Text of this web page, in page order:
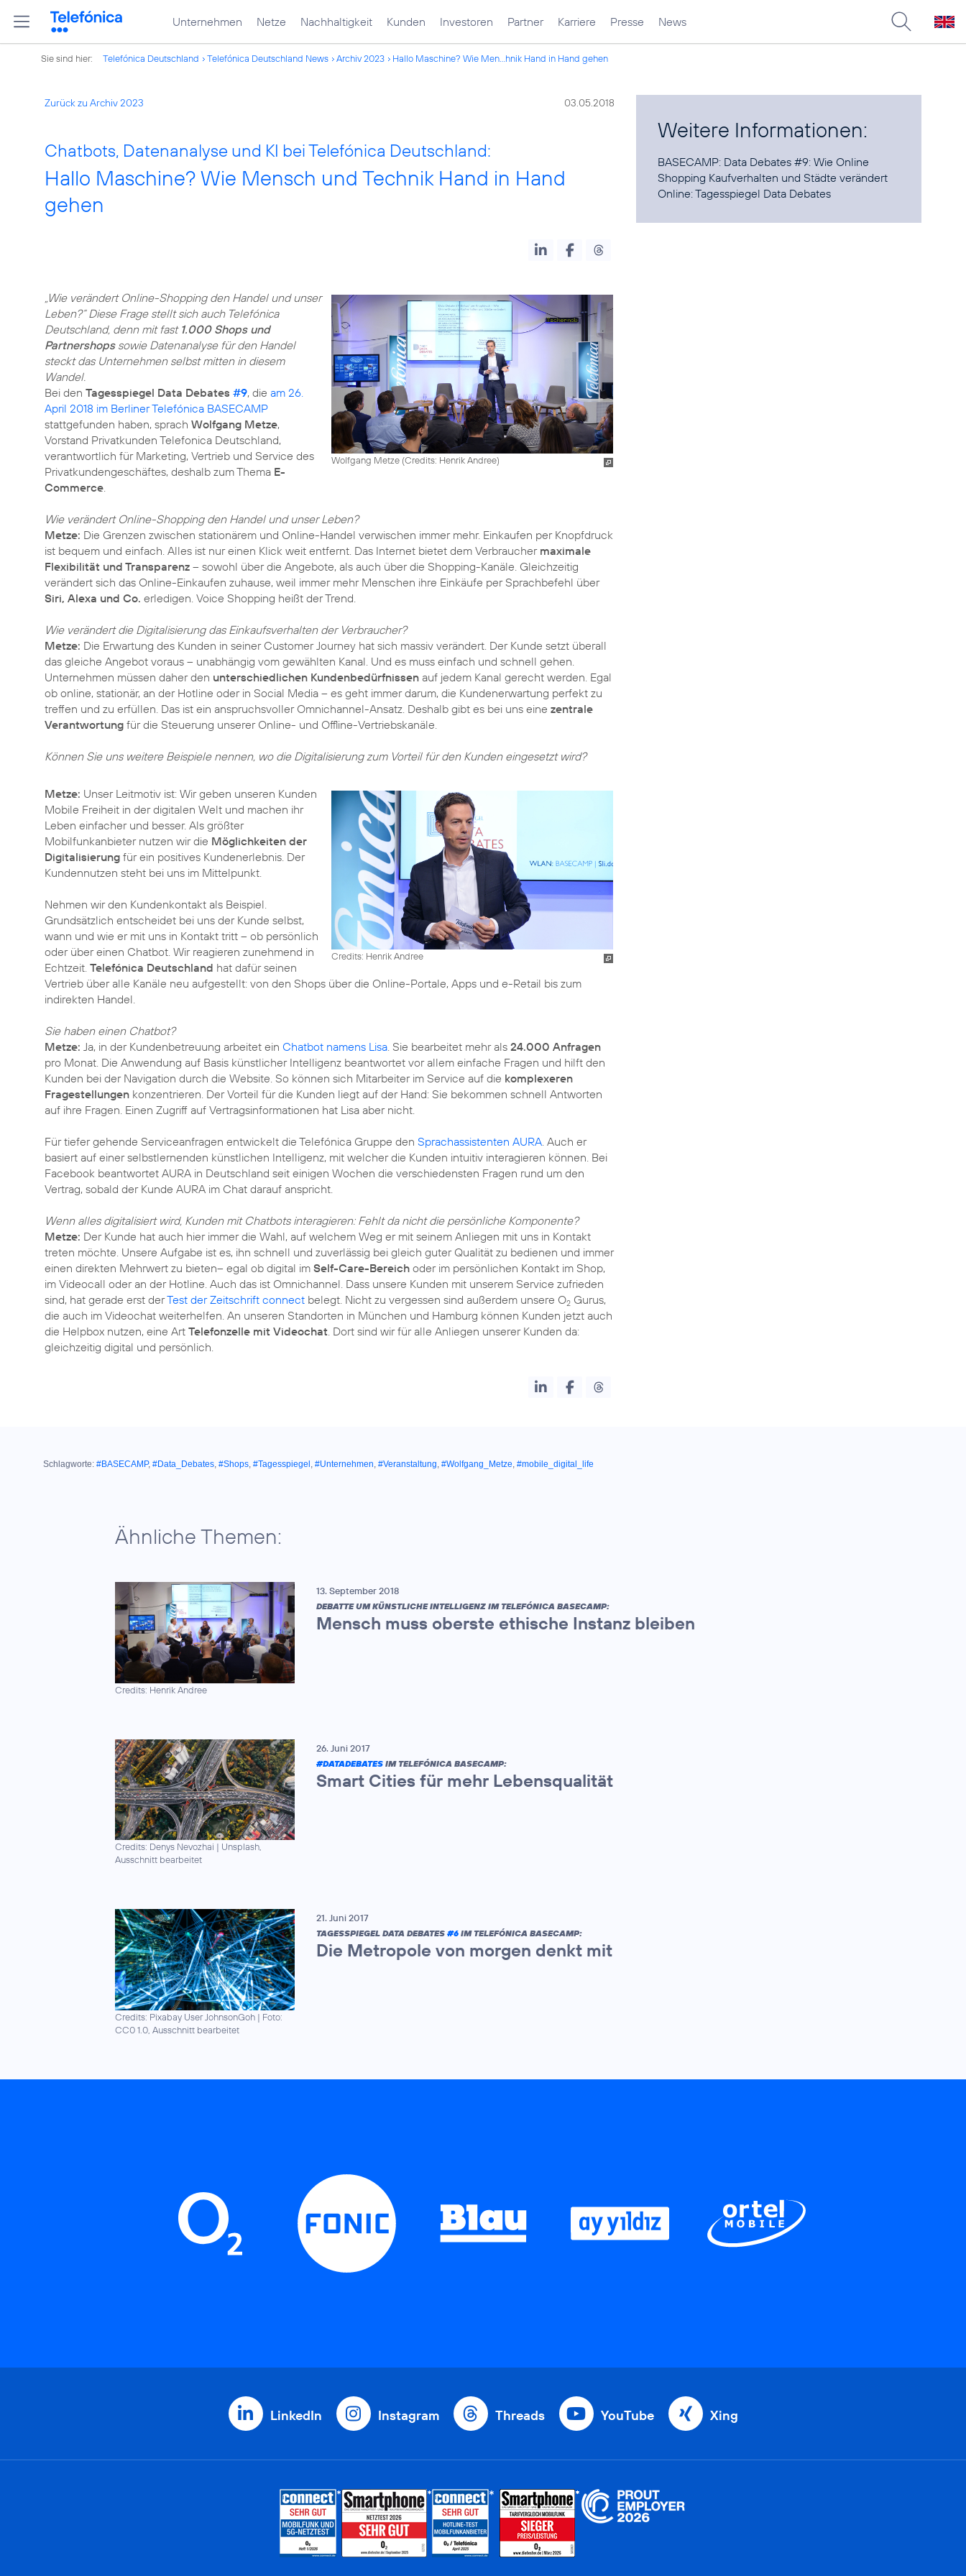
Unternehmen Netze Nachhaltigkeit Kunden Investoren Partner Karriere Presse News
Sie sind hier: Telefónica Deutschland Telefónica Deutschland News Archiv 2023 Hallo Maschine? Wie Men...hnik Hand in Hand gehen
Zurück zu Archiv 2023 03.05.2018
Chatbots, Datenanalyse und KI bei Telefónica Deutschland:
Hallo Maschine? Wie Mensch und Technik Hand in Hand
gehen
Wolfgang Metze (Credits: Henrik Andree)
„Wie verändert Online-Shopping den Handel und unser
Leben?“ Diese Frage stellt sich auch Telefónica
Deutschland, denn mit fast 1.000 Shops und
Partnershopssowie Datenanalyse für den Handel
steckt das Unternehmen selbst mitten in diesem
Wandel.
Bei den Tagesspiegel Data Debates #9, die am 26.
April 2018 im Berliner Telefónica BASECAMP
stattgefunden haben, sprach Wolfgang Metze,
Vorstand Privatkunden Telefonica Deutschland,
verantwortlich für Marketing, Vertrieb und Service des
Privatkundengeschäftes, deshalb zum Thema E-
Commerce.
Wie verändert Online-Shopping den Handel und unser Leben?
Metze: Die Grenzen zwischen stationärem und Online-Handel verwischen immer mehr. Einkaufen per Knopfdruck
ist bequem und einfach. Alles ist nur einen Klick weit entfernt. Das Internet bietet dem Verbraucher maximale
Flexibilität und Transparenz – sowohl über die Angebote, als auch über die Shopping-Kanäle. Gleichzeitig
verändert sich das Online-Einkaufen zuhause, weil immer mehr Menschen ihre Einkäufe per Sprachbefehl über
Siri, Alexa und Co. erledigen. Voice Shopping heißt der Trend.
Wie verändert die Digitalisierung das Einkaufsverhalten der Verbraucher?
Metze: Die Erwartung des Kunden in seiner Customer Journey hat sich massiv verändert. Der Kunde setzt überall
das gleiche Angebot voraus – unabhängig vom gewählten Kanal. Und es muss einfach und schnell gehen.
Unternehmen müssen daher den unterschiedlichen Kundenbedürfnissen auf jedem Kanal gerecht werden. Egal
ob online, stationär, an der Hotline oder in Social Media – es geht immer darum, die Kundenerwartung perfekt zu
treffen und zu erfüllen. Das ist ein anspruchsvoller Omnichannel-Ansatz. Deshalb gibt es bei uns eine zentrale
Verantwortung für die Steuerung unserer Online- und Offline-Vertriebskanäle.
Können Sie uns weitere Beispiele nennen, wo die Digitalisierung zum Vorteil für den Kunden eingesetzt wird?
Credits: Henrik Andree
Metze: Unser Leitmotiv ist: Wir geben unseren Kunden
Mobile Freiheit in der digitalen Welt und machen ihr
Leben einfacher und besser. Als größter
Mobilfunkanbieter nutzen wir die Möglichkeiten der
Digitalisierung für ein positives Kundenerlebnis. Der
Kundennutzen steht bei uns im Mittelpunkt.
Nehmen wir den Kundenkontakt als Beispiel.
Grundsätzlich entscheidet bei uns der Kunde selbst,
wann und wie er mit uns in Kontakt tritt – ob persönlich
oder über einen Chatbot. Wir reagieren zunehmend in
Echtzeit. Telefónica Deutschland hat dafür seinen
Vertrieb über alle Kanäle neu aufgestellt: von den Shops über die Online-Portale, Apps und e-Retail bis zum
indirekten Handel.
Sie haben einen Chatbot?
Metze: Ja, in der Kundenbetreuung arbeitet ein Chatbot namens Lisa. Sie bearbeitet mehr als 24.000 Anfragen
pro Monat. Die Anwendung auf Basis künstlicher Intelligenz beantwortet vor allem einfache Fragen und hilft den
Kunden bei der Navigation durch die Website. So können sich Mitarbeiter im Service auf die komplexeren
Fragestellungen konzentrieren. Der Vorteil für die Kunden liegt auf der Hand: Sie bekommen schnell Antworten
auf ihre Fragen. Einen Zugriff auf Vertragsinformationen hat Lisa aber nicht.
Für tiefer gehende Serviceanfragen entwickelt die Telefónica Gruppe den Sprachassistenten AURA. Auch er
basiert auf einer selbstlernenden künstlichen Intelligenz, mit welcher die Kunden intuitiv interagieren können. Bei
Facebook beantwortet AURA in Deutschland seit einigen Wochen die verschiedensten Fragen rund um den
Vertrag, sobald der Kunde AURA im Chat darauf anspricht.
Wenn alles digitalisiert wird, Kunden mit Chatbots interagieren: Fehlt da nicht die persönliche Komponente?
Metze: Der Kunde hat auch hier immer die Wahl, auf welchem Weg er mit seinem Anliegen mit uns in Kontakt
treten möchte. Unsere Aufgabe ist es, ihn schnell und zuverlässig bei gleich guter Qualität zu bedienen und immer
einen direkten Mehrwert zu bieten– egal ob digital im Self-Care-Bereich oder im persönlichen Kontakt im Shop,
im Videocall oder an der Hotline. Auch das ist Omnichannel. Dass unsere Kunden mit unserem Service zufrieden
sind, hat gerade erst derTest der Zeitschrift connect belegt. Nicht zu vergessen sind außerdem unsere O2 Gurus,
die auch im Videochat weiterhelfen. An unseren Standorten in München und Hamburg können Kunden jetzt auch
die Helpbox nutzen, eine Art Telefonzelle mit Videochat. Dort sind wir für alle Anliegen unserer Kunden da:
gleichzeitig digital und persönlich.
Weitere Informationen:
BASECAMP: Data Debates#9: Wie Online
Shopping Kaufverhalten und Städte verändert
Online:Tagesspiegel Data Debates
Schlagworte: #BASECAMP, #Data_Debates, #Shops, #Tagesspiegel , #Unternehmen, #Veranstaltung, #Wolfgang_Metze, #mobile_digital_life
Ähnliche Themen:
Credits: Henrik Andree
13. September 2018
DEBATTE UM KÜNSTLICHE INTELLIGENZ IM TELEFÓNICA BASECAMP:
Mensch muss oberste ethische Instanz bleiben
Credits: Denys Nevozhai | Unsplash,
Ausschnitt bearbeitet
26. Juni 2017
#DATADEBATES IM TELEFÓNICA BASECAMP:
Smart Cities für mehr Lebensqualität
Credits: Pixabay User JohnsonGoh | Foto:
CC0 1.0, Ausschnitt bearbeitet
21. Juni 2017
TAGESSPIEGEL DATA DEBATES #6 IM TELEFÓNICA BASECAMP:
Die Metropole von morgen denkt mit
LinkedIn Instagram Threads YouTube Xing